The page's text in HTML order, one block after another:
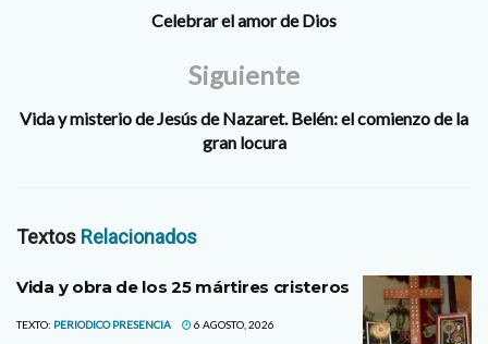
Celebrar el amor de Dios
Siguiente
Vida y misterio de Jesús de Nazaret. Belén: el comienzo de la
gran locura
Textos Relacionados
Vida y obra de los 25 mártires cristeros
TEXTO: PERIODICO PRESENCIA 6 AGOSTO, 2026